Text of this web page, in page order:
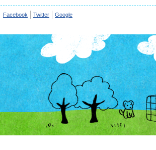
Facebook Twitter Google